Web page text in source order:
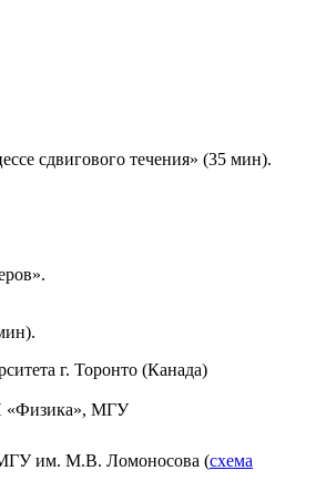
сдвигового течения» (35 мин).
г. Торонто (Канада)
«Физика», МГУ
МГУ им. М.В. Ломоносова (схема